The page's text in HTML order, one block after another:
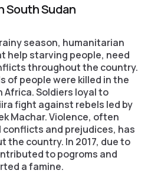
South Sudan
season, humanitarian
help starving people, need
throughout the country.
of people were killed in the
Africa. Soldiers loyal to
fight against rebels led by
Machar. Violence, often
and prejudices, has
the country. In 2017, due to
to pogroms and
a famine.